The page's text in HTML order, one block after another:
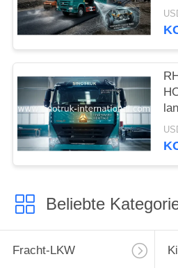
Beliebte
Fracht-LKW